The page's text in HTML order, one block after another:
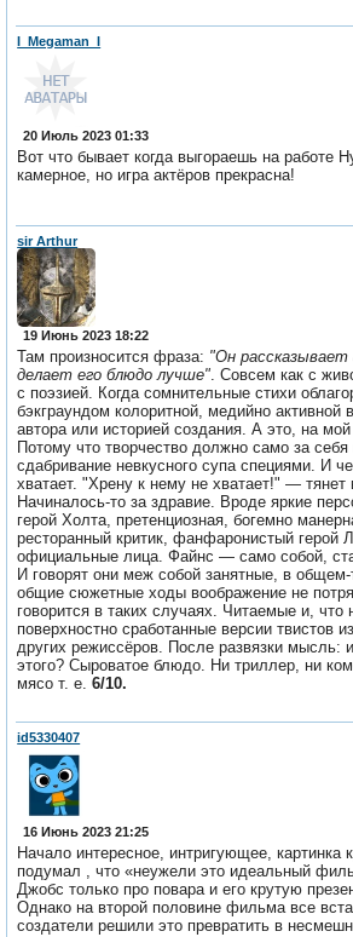
I_Megaman_I
20 Июль 2023 01:33
Вот что бывает когда выгораешь на работе
камерное, но игра актёров прекрасна!
sir Arthur
19 Июнь 2023 18:22
Там произносится фраза: "Он
делает его блюдо лучше" . Совсем как с
с поэзией. Когда сомнительные стихи
бэкграундом колоритной, медийно активной
автора или историей создания. А это, на мой
Потому что творчество должно само за себя
сдабривание невкусного супа специями. И
хватает. "Хрену к нему не хватает!" — тянет
Начиналось-то за здравие. Вроде яркие
герой Холта, претенциозная, богемно
ресторанный критик, фанфаронистый герой
официальные лица. Файнс — само собой,
И говорят они меж собой занятные, в
общие сюжетные ходы воображение не
говорится в таких случаях. Читаемые и, что
поверхностно сработанные версии твистов
других режиссёров. После развязки мысль:
этого? Сыроватое блюдо. Ни триллер, ни
мясо т. е.6/10.
id5330407
16 Июнь 2023 21:25
Начало интересное, интригующее, картинка
подумал , что «неужели это идеальный
Джобс только про повара и его крутую
Однако на второй половине фильма все
создатели решили это превратить в